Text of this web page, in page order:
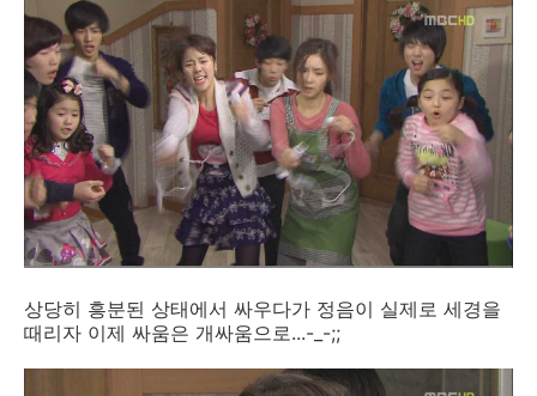
상당히 흥분된 상태에서 싸우다가 정음이 실제로 세경을
때리자 이제 싸움은 개싸움으로...-_-;;